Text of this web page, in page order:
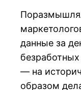
данные за
— на
образом